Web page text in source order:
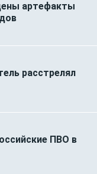
артефакты
расстрелял
ПВО в